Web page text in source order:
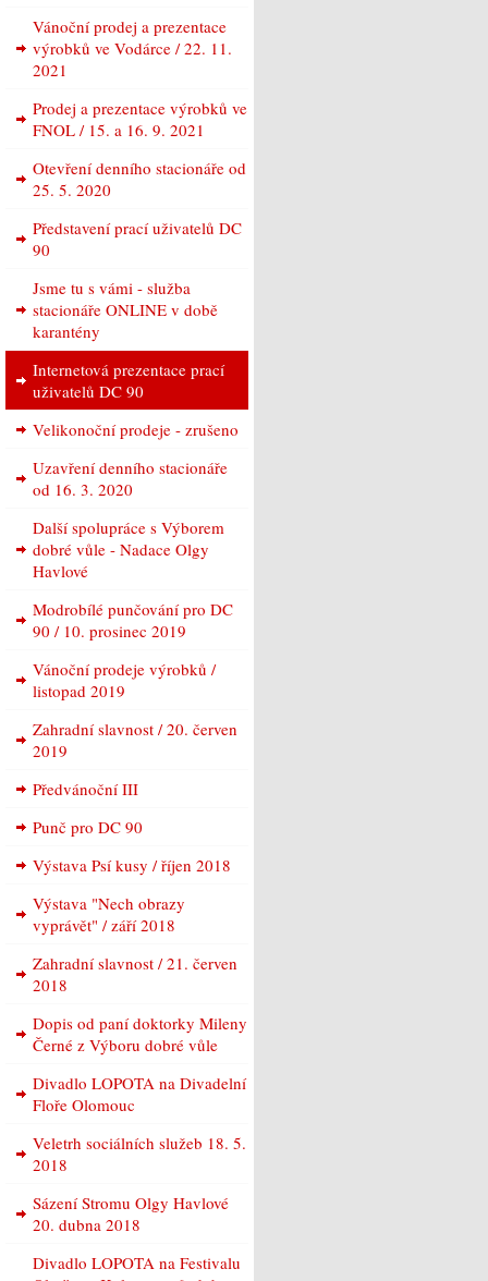
Vánoční prodej a prezentace
výrobků ve Vodárce / 22. 11.
2021
Prodej a prezentace výrobků ve
FNOL / 15. a 16. 9. 2021
Otevření denního stacionáře od
25. 5. 2020
Představení prací uživatelů DC
90
Jsme tu s vámi - služba
stacionáře ONLINE v době
karantény
Internetová prezentace prací
uživatelů DC 90
Velikonoční prodeje - zrušeno
Uzavření denního stacionáře
od 16. 3. 2020
Další spolupráce s Výborem
dobré vůle - Nadace Olgy
Havlové
Modrobílé punčování pro DC
90 / 10. prosinec 2019
Vánoční prodeje výrobků /
listopad 2019
Zahradní slavnost / 20. červen
2019
Předvánoční III
Punč pro DC 90
Výstava Psí kusy / říjen 2018
Výstava "Nech obrazy
vyprávět" / září 2018
Zahradní slavnost / 21. červen
2018
Dopis od paní doktorky Mileny
Černé z Výboru dobré vůle
Divadlo LOPOTA na Divadelní
Floře Olomouc
Veletrh sociálních služeb 18. 5.
2018
Sázení Stromu Olgy Havlové
20. dubna 2018
Divadlo LOPOTA na Festivalu